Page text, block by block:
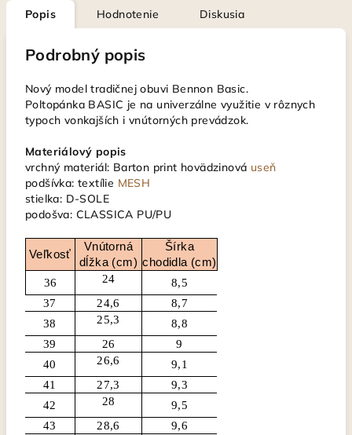
Popis Hodnotenie Diskusia
Podrobný popis
Nový model tradičnej obuvi Bennon Basic.
Poltopánka BASIC je na univerzálne využitie v rôznych
typoch vonkajších i vnútorných prevádzok.
Materiálový popis
vrchný materiál: Barton print hovädzinová useň
podšívka: textílie MESH
stielka: D-SOLE
podošva: CLASSICA PU/PU
Veľkosť
Vnútorná
dĺžka (cm)
Šírka
chodidla (cm)
36 24
8,5
37
24,6
8,7
38
25,3
8,8
39
26
9
40
26,6
9,1
41
27,3
9,3
42
28
9,5
43
28,6
9,6